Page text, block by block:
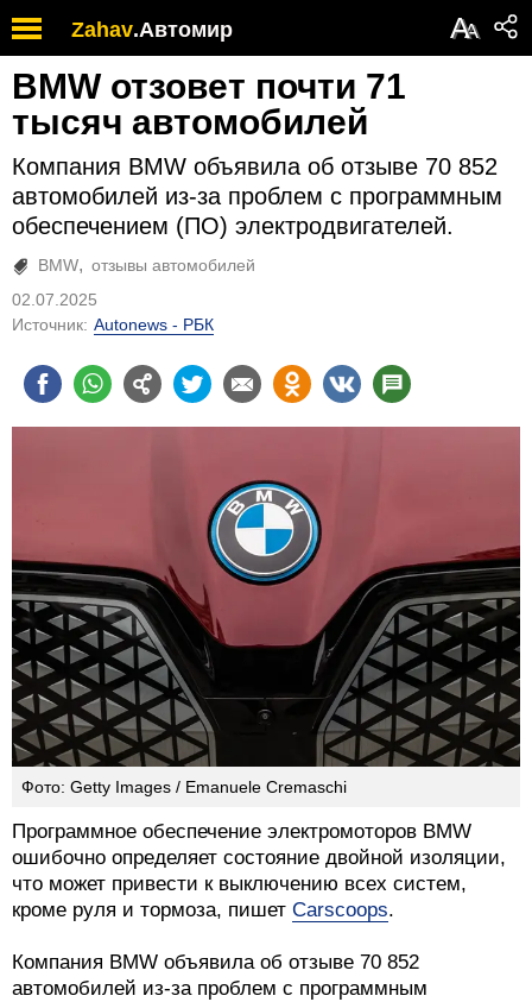
Zahav.Автомир АА
BMW отзовет почти 71
тысяч автомобилей
Компания BMW объявила об отзыве 70 852
автомобилей из-за проблем с программным
обеспечением (ПО) электродвигателей.
BMW
отзывы автомобилей
02.07.2025
Источник: Autonews - РБК
Фото: Getty Images / Emanuele Cremaschi
Программное обеспечение электромоторов BMW
ошибочно определяет состояние двойной изоляции,
что может привести к выключению всех систем,
кроме руля и тормоза, пишет Carscoops.
Компания BMW объявила об отзыве 70 852
автомобилей из-за проблем с программным